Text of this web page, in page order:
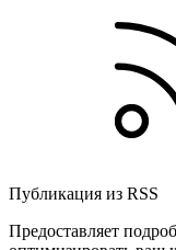
Публикация из RSS
Предоставляет